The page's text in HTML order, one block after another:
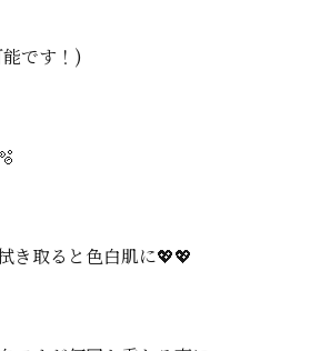
です！)
き取ると色白肌に💖💖